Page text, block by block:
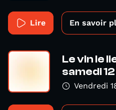
Lire En savoir
Le vin le
samedi
Vendredi